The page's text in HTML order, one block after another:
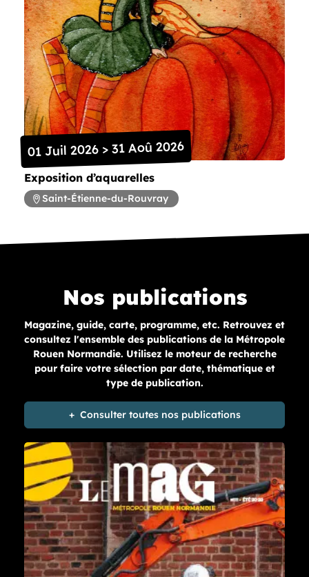
Exposition d’aquarelles
01 Juil 2026 > 31 Aoû 2026
Saint-Étienne-du-Rouvray
Nos publications
Magazine, guide, carte, programme, etc. Retrouvez et
consultez l'ensemble des publications de la Métropole
Rouen Normandie. Utilisez le moteur de recherche
pour faire votre sélection par date, thématique et
type de publication.
Consulter toutes nos publications